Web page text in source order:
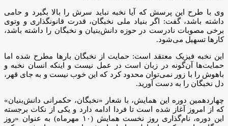
وی با طرح این پرسش که آیا نخبه نباید سرش را بالا بگیرد و حامی
داشته باشد، گفت: اگر بنیاد ملی نخبگان، قدرت قانونگذاری و وتوی
برخی مصوبات نادرست در حوزه دانش‌بنیان و نخبگان را داشته باشد،
کارها تسهیل می‌شود.
این نخبه فیزیک معتقد است: حمایت از نخبگان بارها مطرح شده اما
حمایت‌ها آن‌گونه در زبان است در عمل نیست و اینکه انسان نخبه و
باهوش را با زور نمی‌توان محدود کرد که این خوب نیست و به جای قهر،
دل نخبگان را به دست آورید.
چهاردهمین دوره این همایش، با شعار «نخبگان، حکمرانی دانش‌بنیان»
که از امروز آغاز شده است تا فردا ادامه دارد و یکی از نکات برجسته
این دوره، نام‌گذاری روز نخست همایش (۱۰ مهرماه) به عنوان «روز